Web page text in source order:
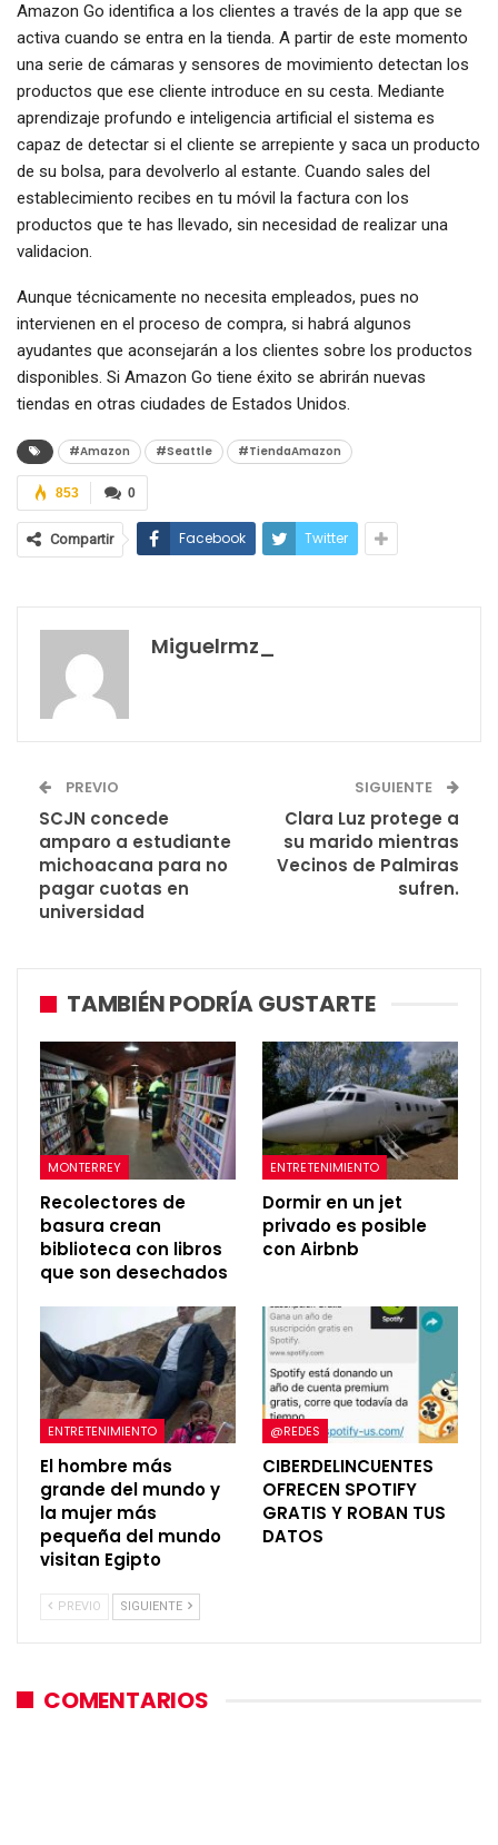
Amazon Go identifica a los clientes a través de la app que se
activa cuando se entra en la tienda. A partir de este momento
una serie de cámaras y sensores de movimiento detectan los
productos que ese cliente introduce en su cesta. Mediante
aprendizaje profundo e inteligencia artificial el sistema es
capaz de detectar si el cliente se arrepiente y saca un producto
de su bolsa, para devolverlo al estante. Cuando sales del
establecimiento recibes en tu móvil la factura con los
productos que te has llevado, sin necesidad de realizar una
validacion.
Aunque técnicamente no necesita empleados, pues no
intervienen en el proceso de compra, si habrá algunos
ayudantes que aconsejarán a los clientes sobre los productos
disponibles. Si Amazon Go tiene éxito se abrirán nuevas
tiendas en otras ciudades de Estados Unidos.
#Amazon #Seattle #TiendaAmazon
0
853
Compartir Facebook Twitter
Miguelrmz_
PREVIO
SCJN concede
amparo a estudiante
michoacana para no
pagar cuotas en
universidad
SIGUIENTE
Clara Luz protege a
su marido mientras
Vecinos de Palmiras
sufren.
TAMBIÉN PODRÍA GUSTARTE
MONTERREY
Recolectores de
basura crean
biblioteca con libros
que son desechados
ENTRETENIMIENTO
Dormir en un jet
privado es posible
con Airbnb
ENTRETENIMIENTO
El hombre más
grande del mundo y
la mujer más
pequeña del mundo
visitan Egipto
@REDES
CIBERDELINCUENTES
OFRECEN SPOTIFY
GRATIS Y ROBAN TUS
DATOS
PREVIO SIGUIENTE
COMENTARIOS